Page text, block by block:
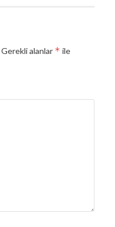
Gerekli alanlar * ile